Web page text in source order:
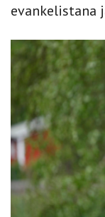
evankelistana